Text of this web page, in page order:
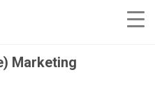
Marketing